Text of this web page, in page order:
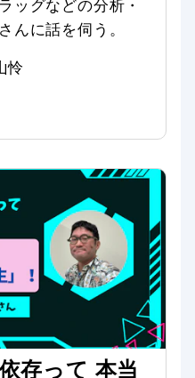
ッグなどの分析・
んに話を伺う。
怜
存って 本当